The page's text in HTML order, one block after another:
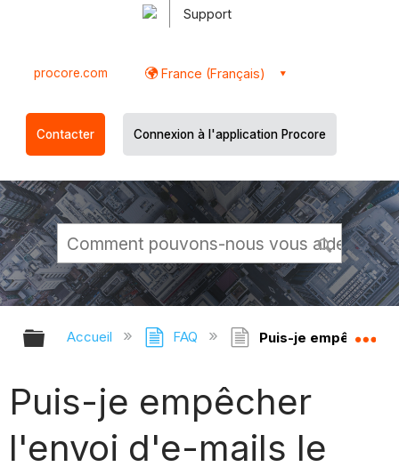
Support
procore.com France (Français)
Contacter Connexion à l'application Procore
Développer/réduire la hiérarchie
Accueil FAQ Puis-je empêcher
Puis-je empêcher
l'envoi d'e-mails le